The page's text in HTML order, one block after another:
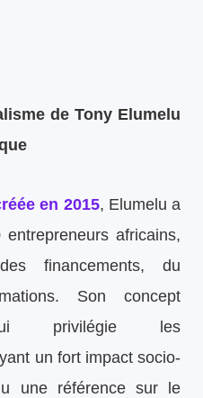
de Tony Elumelu
en 2015, Elumelu a
africains,
financements, du
Son concept
qui privilégie les
un fort impact socio-
une référence sur le